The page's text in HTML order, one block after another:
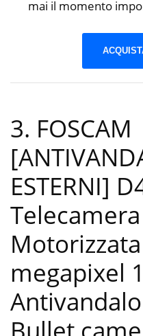
mai il momento
3. FOSCAM
ESTERNI]
megapixel